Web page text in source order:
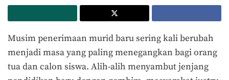
Musim penerimaan murid baru sering kali berubah
menjadi masa yang paling menegangkan bagi orang
tua dan calon siswa. Alih-alih menyambut jenjang